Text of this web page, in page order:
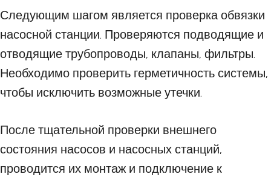
Следующим шагом является проверка обвязки
насосной станции. Проверяются подводящие и
отводящие трубопроводы, клапаны, фильтры.
Необходимо проверить герметичность системы,
чтобы исключить возможные утечки.
После тщательной проверки внешнего
состояния насосов и насосных станций,
проводится их монтаж и подключение к